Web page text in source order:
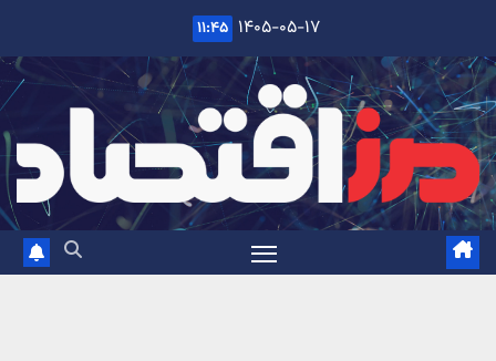
content
۱۴۰۵-۰۵-۱۷ ۱۱:۴۵